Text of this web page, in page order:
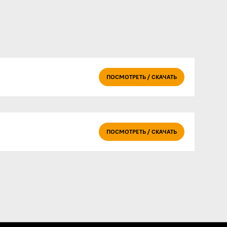
ПОСМОТРЕТЬ / СКАЧАТЬ
ПОСМОТРЕТЬ / СКАЧАТЬ